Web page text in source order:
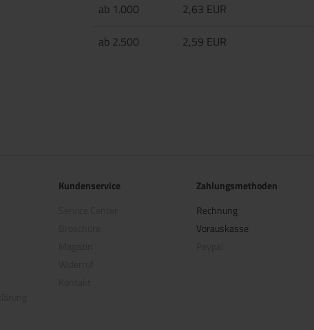
ab 1.000
2,63 EUR
ab 2.500
2,59 EUR
Kundenservice
Zahlungsmethoden
Rechnung
Vorauskasse